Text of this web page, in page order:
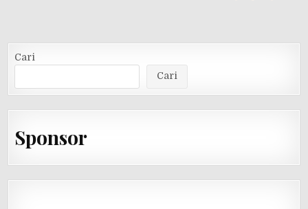
Cari
Cari
Sponsor